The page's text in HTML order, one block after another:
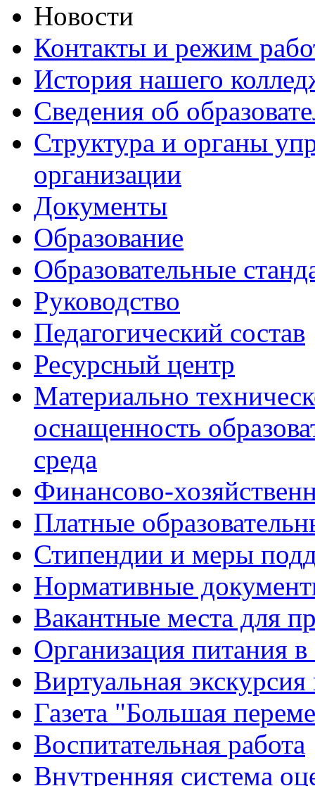
Новости
Контакты и режим
История нашего
Сведения об
Структура и органы
организации
Документы
Образование
Образовательные
Руководство
Педагогический состав
Ресурсный центр
Материально
оснащенность
среда
Финансово-
Платные
Стипендии и меры
Нормативные
Вакантные места для
Организация питания в
Виртуальная
Газета "Большая
Воспитательная работа
Внутренняя система